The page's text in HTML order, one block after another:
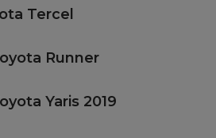
Tercel
Runner
Yaris 2019